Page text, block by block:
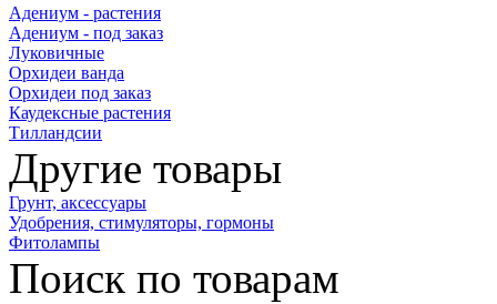
Адениум - растения
Адениум - под заказ
Луковичные
Орхидеи ванда
Орхидеи под заказ
Каудексные растения
Тилландсии
Другие товары
Грунт, аксессуары
Удобрения, стимуляторы, гормоны
Фитолампы
Поиск по товарам